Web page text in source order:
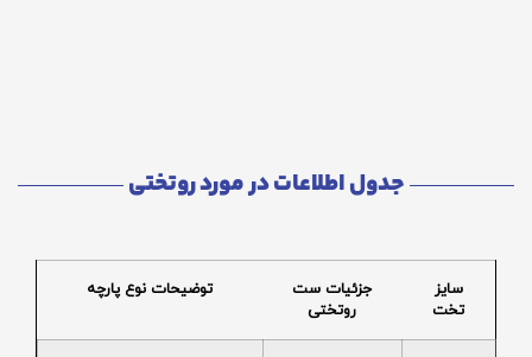
جدول اطلاعات در مورد روتختی
سایز
تخت
جزئیات ست
روتختی
توضیحات نوع پارچه